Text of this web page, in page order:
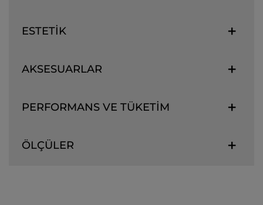
ESTETİK
AKSESUARLAR
PERFORMANS VE TÜKETİM
ÖLÇÜLER